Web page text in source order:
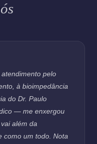
pelo
à bioimpedância
do Dr. Paulo
— me enxergou
além da
como um todo. Nota